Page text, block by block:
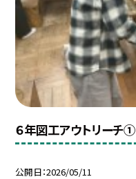
６年図工アウトリーチ①
公開日 2026/05/11